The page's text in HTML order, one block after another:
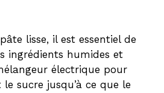
lisse, il est essentiel de
ingrédients humides et
électrique pour
sucre jusqu’à ce que le